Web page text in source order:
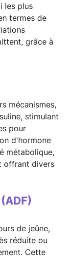
les plus
termes de
grâce à
mécanismes,
stimulant
pour
d'hormone
métabolique,
offrant divers
de jeûne,
réduite ou
Cette